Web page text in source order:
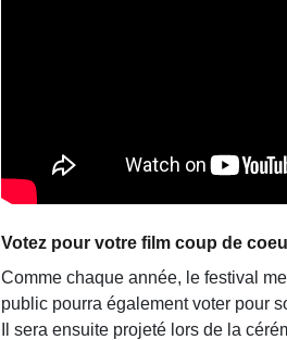
Votez pour votre film coup de
Comme chaque année, le festival
public pourra également voter pour
Il sera ensuite projeté lors de la